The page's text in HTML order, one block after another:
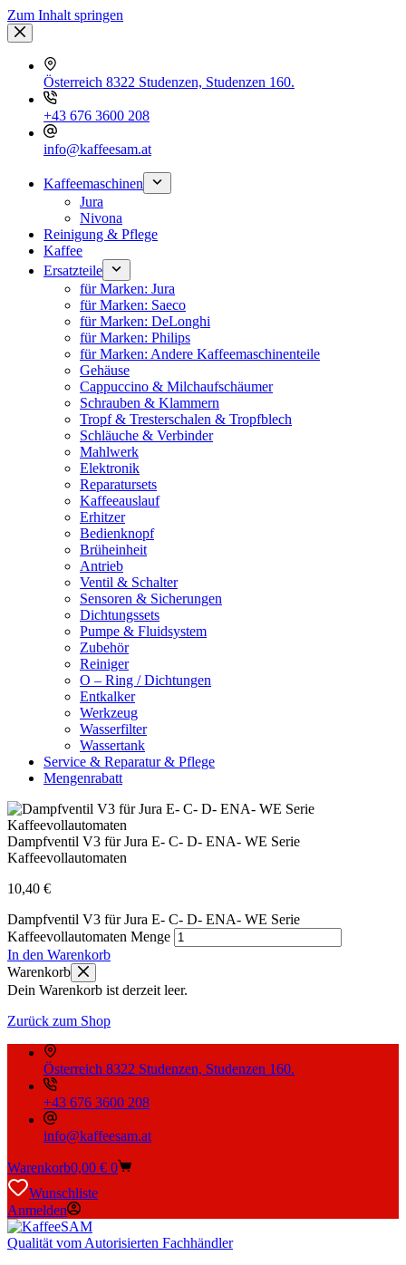
Zum Inhalt springen
Österreich 8322 Studenzen, Studenzen 160.
+43 676 3600 208
info@kaffeesam.at
Kaffeemaschinen
Jura
Nivona
Reinigung & Pflege
Kaffee
Ersatzteile
für Marken: Jura
für Marken: Saeco
für Marken: DeLonghi
für Marken: Philips
für Marken: Andere Kaffeemaschinenteile
Gehäuse
Cappuccino & Milchaufschäumer
Schrauben & Klammern
Tropf & Tresterschalen & Tropfblech
Schläuche & Verbinder
Mahlwerk
Elektronik
Reparatursets
Kaffeeauslauf
Erhitzer
Bedienknopf
Brüheinheit
Antrieb
Ventil & Schalter
Sensoren & Sicherungen
Dichtungssets
Pumpe & Fluidsystem
Zubehör
Reiniger
O – Ring / Dichtungen
Entkalker
Werkzeug
Wasserfilter
Wassertank
Service & Reparatur & Pflege
Mengenrabatt
Dampfventil V3 für Jura E- C- D- ENA- WE Serie
Kaffeevollautomaten
10,40 €
Dampfventil V3 für Jura E- C- D- ENA- WE Serie
Kaffeevollautomaten Menge
In den Warenkorb
Warenkorb
Dein Warenkorb ist derzeit leer.
Zurück zum Shop
Österreich 8322 Studenzen, Studenzen 160.
+43 676 3600 208
info@kaffeesam.at
Warenkorb0,00 € 0
Wunschliste
Anmelden
Qualität vom Autorisierten Fachhändler